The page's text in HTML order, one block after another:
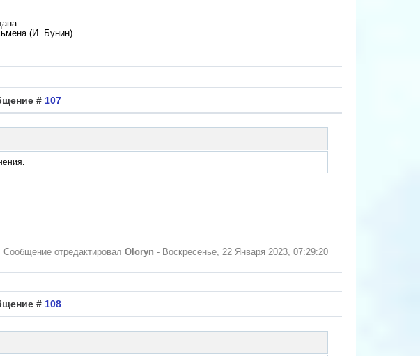
(И. Бунин)
# 107
Сообщение отредактировал Oloryn - Воскресенье, 22 Января 2023, 07:29:20
# 108